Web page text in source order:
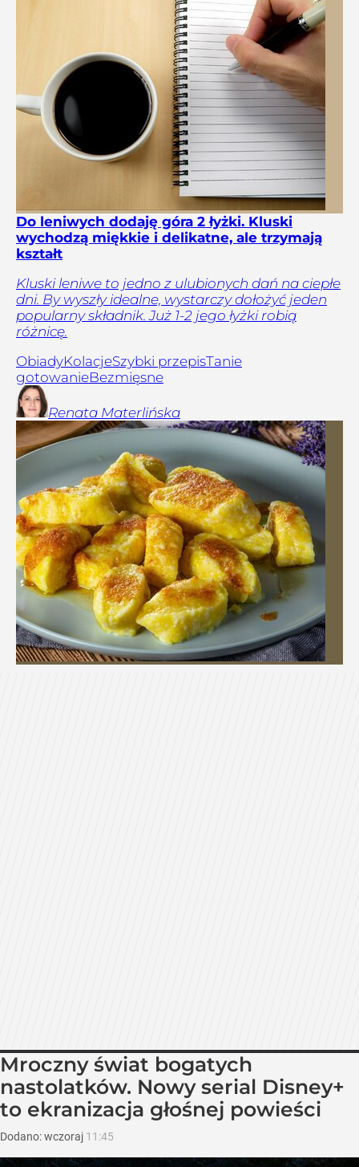
Do leniwych dodaję góra 2 łyżki. Kluski
wychodzą miękkie i delikatne, ale trzymają
kształt
Kluski leniwe to jedno z ulubionych dań na ciepłe
dni. By wyszły idealne, wystarczy dołożyć jeden
popularny składnik. Już 1-2 jego łyżki robią
różnicę.
ObiadyKolacjeSzybki przepisTanie
gotowanieBezmięsne
Renata Materlińska
Mroczny świat bogatych
nastolatków. Nowy serial Disney+
to ekranizacja głośnej powieści
Dodano:wczoraj 11:45